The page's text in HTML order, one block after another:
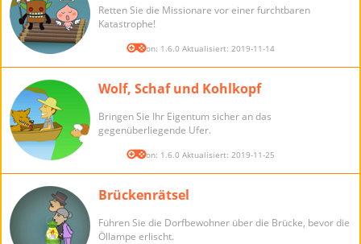
Retten Sie die Missionare vor einer furchtbaren
Katastrophe!
Version: 1.6.0 Aktualisiert: 2019-11-14
Wolf, Schaf und Kohlkopf
Bringen Sie Ihr Eigentum sicher an das
gegenüberliegende Ufer.
Version: 1.6.0 Aktualisiert: 2019-11-25
Brückenrätsel
Führen Sie die Dorfbewohner über die Brücke, bevor die
Öllampe erlischt.